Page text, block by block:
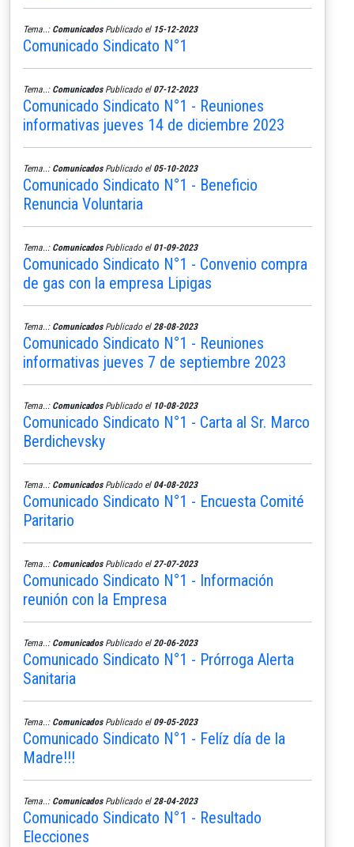
Tema..: ComunicadosPublicado el 15-12-2023
Comunicado Sindicato N°1
Tema..: ComunicadosPublicado el 07-12-2023
Comunicado Sindicato N°1 - Reuniones
informativas jueves 14 de diciembre 2023
Tema..: ComunicadosPublicado el 05-10-2023
Comunicado Sindicato N°1 - Beneficio
Renuncia Voluntaria
Tema..: ComunicadosPublicado el 01-09-2023
Comunicado Sindicato N°1 - Convenio compra
de gas con la empresa Lipigas
Tema..: ComunicadosPublicado el 28-08-2023
Comunicado Sindicato N°1 - Reuniones
informativas jueves 7 de septiembre 2023
Tema..: ComunicadosPublicado el 10-08-2023
Comunicado Sindicato N°1 - Carta al Sr. Marco
Berdichevsky
Tema..: ComunicadosPublicado el 04-08-2023
Comunicado Sindicato N°1 - Encuesta Comité
Paritario
Tema..: ComunicadosPublicado el 27-07-2023
Comunicado Sindicato N°1 - Información
reunión con la Empresa
Tema..: ComunicadosPublicado el 20-06-2023
Comunicado Sindicato N°1 - Prórroga Alerta
Sanitaria
Tema..: ComunicadosPublicado el 09-05-2023
Comunicado Sindicato N°1 - Felíz día de la
Madre!!!
Tema..: ComunicadosPublicado el 28-04-2023
Comunicado Sindicato N°1 - Resultado
Elecciones